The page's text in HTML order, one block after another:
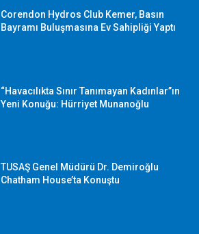
Corendon Hydros Club Kemer, Basın
Bayramı Buluşmasına Ev Sahipliği Yaptı
“Havacılıkta Sınır Tanımayan Kadınlar”ın
Yeni Konuğu: Hürriyet Munanoğlu
TUSAŞ Genel Müdürü Dr. Demiroğlu
Chatham House’ta Konuştu